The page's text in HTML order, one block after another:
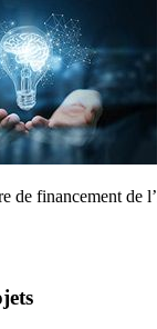
de financement de